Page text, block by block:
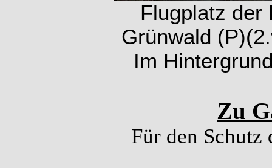
Flugplatz der
Grünwald
Im
Zu
Für den Schutz